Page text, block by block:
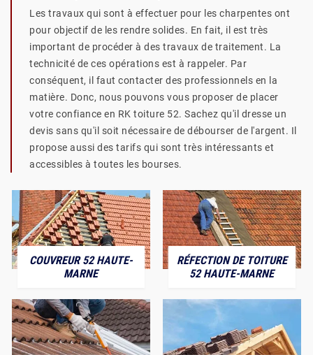
Les travaux qui sont à effectuer pour les charpentes ont
pour objectif de les rendre solides. En fait, il est très
important de procéder à des travaux de traitement. La
technicité de ces opérations est à rappeler. Par
conséquent, il faut contacter des professionnels en la
matière. Donc, nous pouvons vous proposer de placer
votre confiance en RK toiture 52. Sachez qu'il dresse un
devis sans qu'il soit nécessaire de débourser de l'argent. Il
propose aussi des tarifs qui sont très intéressants et
accessibles à toutes les bourses.
COUVREUR 52 HAUTE-
MARNE
RÉFECTION DE TOITURE
52 HAUTE-MARNE